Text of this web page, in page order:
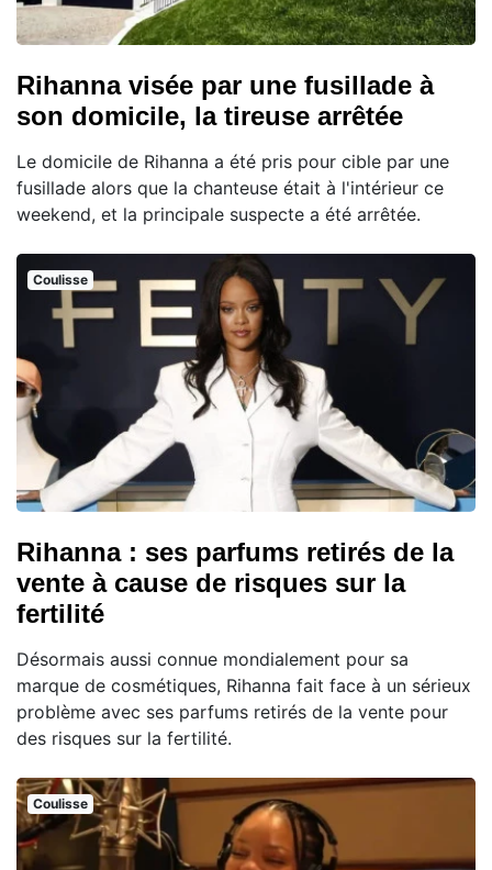
Rihanna visée par une fusillade à
son domicile, la tireuse arrêtée
Le domicile de Rihanna a été pris pour cible par une
fusillade alors que la chanteuse était à l'intérieur ce
weekend, et la principale suspecte a été arrêtée.
Coulisse
Rihanna : ses parfums retirés de la
vente à cause de risques sur la
fertilité
Désormais aussi connue mondialement pour sa
marque de cosmétiques, Rihanna fait face à un sérieux
problème avec ses parfums retirés de la vente pour
des risques sur la fertilité.
Coulisse